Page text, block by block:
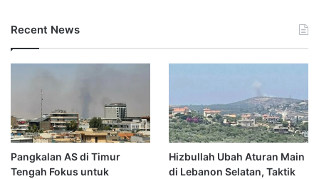
Recent News
Pangkalan AS di Timur
Tengah Fokus untuk
Hizbullah Ubah Aturan Main
di Lebanon Selatan, Taktik